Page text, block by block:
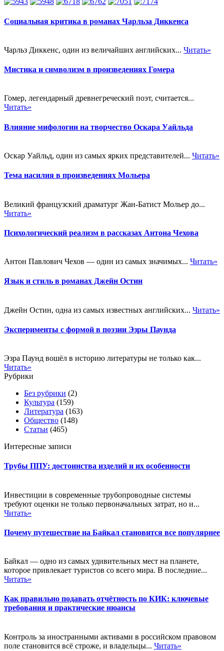
Социальная критика в романах Чарльза Диккенса
Чарльз Диккенс, один из величайших английских... Читать»
Мистика и символизм в произведениях Гомера
Гомер, легендарный древнегреческий поэт, считается...
Читать»
Влияние мифологии на творчество Оскара Уайльда
Оскар Уайльд, один из самых ярких представителей... Читать»
Тема насилия в произведениях Мольера
Великий французский драматург Жан-Батист Мольер до...
Читать»
Психологический реализм в рассказах Антона Чехова
Антон Павлович Чехов — один из самых значимых... Читать»
Язык и стиль в романах Джейн Остин
Джейн Остин, одна из самых известных английских... Читать»
Эксперименты с формой в поэзии Эзры Паунда
Эзра Паунд вошёл в историю литературы не только как...
Читать»
Рубрики
Без рубрики (2)
Культура (159)
Литература (163)
Общество (148)
Статьи (465)
Интересные записи
Трубы ППУ: достоинства изделий и их особенности
Инвестиции в современные трубопроводные системы
требуют оценки не только первоначальных затрат, но и...
Читать»
Почему путешествие на Байкал становится все популярнее
Байкал — одно из самых удивительных мест на планете,
которое привлекает туристов со всего мира. В последние...
Читать»
Как правильно подавать отчётность по КИК: ключевые
требования и практические нюансы
Контроль за иностранными активами в российском правовом
поле становится всё строже, и владельцы... Читать»